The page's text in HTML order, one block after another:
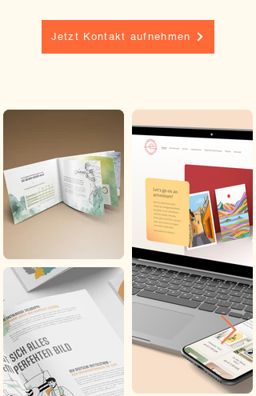
Jetzt Kontakt aufnehmen